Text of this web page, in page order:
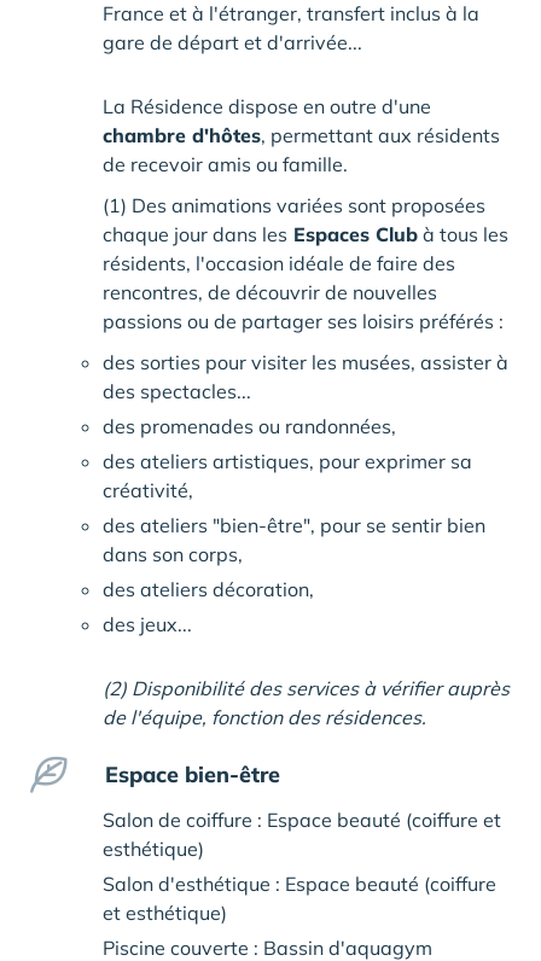
France et à l'étranger, transfert inclus à la
gare de départ et d'arrivée...
La Résidence dispose en outre d'une
chambre d'hôtes, permettant aux résidents
de recevoir amis ou famille.
(1) Des animations variées sont proposées
chaque jour dans les Espaces Club à tous les
résidents, l'occasion idéale de faire des
rencontres, de découvrir de nouvelles
passions ou de partager ses loisirs préférés :
des sorties pour visiter les musées, assister à
des spectacles...
des promenades ou randonnées,
des ateliers artistiques, pour exprimer sa
créativité,
des ateliers "bien-être", pour se sentir bien
dans son corps,
des ateliers décoration,
des jeux...
(2) Disponibilité des services à vérifier auprès
de l'équipe, fonction des résidences.
Espace bien-être
Salon de coiffure : Espace beauté (coiffure et
esthétique)
Salon d'esthétique : Espace beauté (coiffure
et esthétique)
Piscine couverte : Bassin d'aquagym